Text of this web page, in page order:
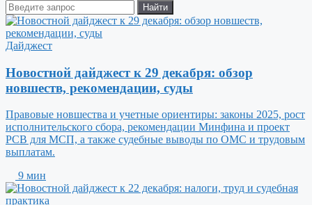
Найти
Дайджест
Новостной дайджест к 29 декабря: обзор
новшеств, рекомендации, суды
Правовые новшества и учетные ориентиры: законы 2025, рост
исполнительского сбора, рекомендации Минфина и проект
РСВ для МСП, а также судебные выводы по ОМС и трудовым
выплатам.
9 мин